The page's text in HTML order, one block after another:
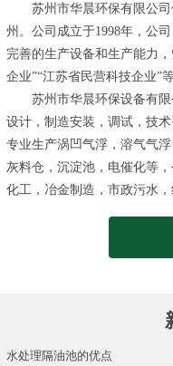
苏州市华晨环保有限公司
州。公司成立于1998年，公
完善的生产设备和生产能力
企业”“江苏省民营科技企业”
苏州市华晨环保设备有限
设计，制造安装，调试，技
专业生产涡凹气浮，溶气气
灰料仓，沉淀池，电催化等
化工，冶金制造，市政污水，
水处理隔油池的优点